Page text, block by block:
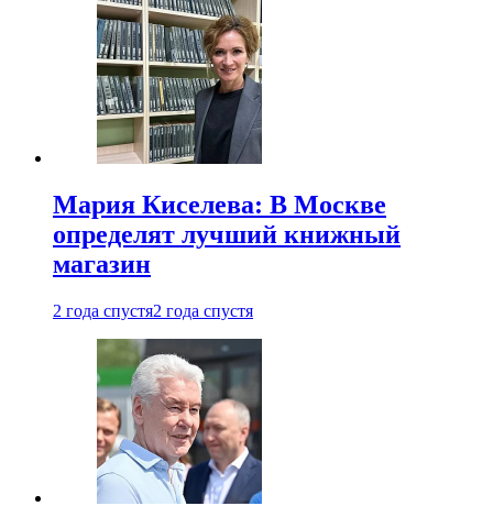
Мария Киселева: В Москве
определят лучший книжный
магазин
2 года спустя2 года спустя